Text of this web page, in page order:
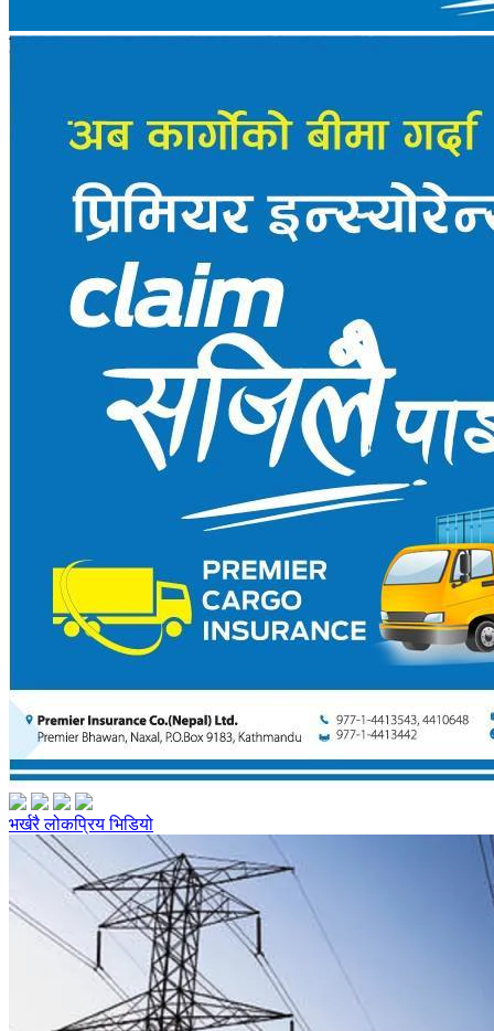
भर्खरैलोकप्रियभिडियो